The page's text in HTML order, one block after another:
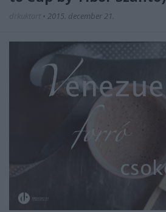
• 2015. december 21.